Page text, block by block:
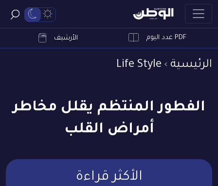
PDF عدد اليوم الأرشيف
الرئيسية Life Style
الفطور المنتظم يقلل مخاطر
أمراض القلب
الأكثر قراءة